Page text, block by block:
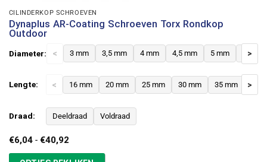
CILINDERKOP SCHROEVEN
Dynaplus AR-Coating Schroeven Torx Rondkop
Outdoor
Diameter: < 3 mm 3,5 mm 4 mm 4,5 mm 5 mm 6 mm
>
Lengte: < 16 mm 20 mm 25 mm 30 mm 35 mm 40
>
Draad: Deeldraad Voldraad
€6,04 - €40,92Prijsklasse: